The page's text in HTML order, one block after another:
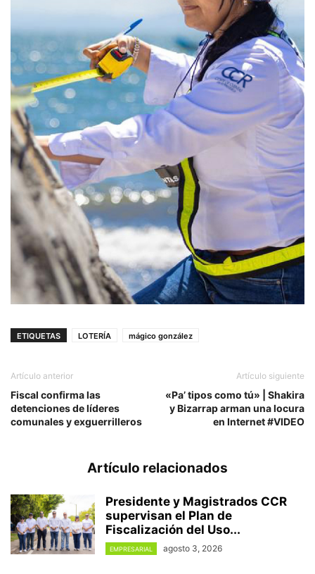
ETIQUETAS LOTERÍA mágico gonzález
Artículo anterior
Fiscal confirma las
detenciones de líderes
comunales y exguerrilleros
Artículo siguiente
«Pa’ tipos como tú» | Shakira
y Bizarrap arman una locura
en Internet #VIDEO
Artículo relacionados
Presidente y Magistrados CCR
supervisan el Plan de
Fiscalización del Uso...
EMPRESARIAL agosto 3, 2026